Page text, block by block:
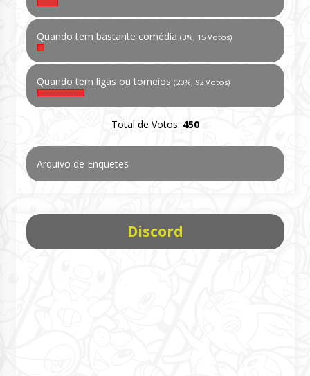
Quando tem bastante comédia (3%, 15 Votos)
Quando tem ligas ou torneios (20%, 92 Votos)
Total de Votos: 450
Arquivo de Enquetes
Discord